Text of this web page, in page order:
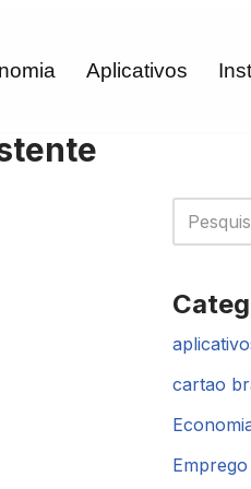
Aplicativos
cartao
Emprego